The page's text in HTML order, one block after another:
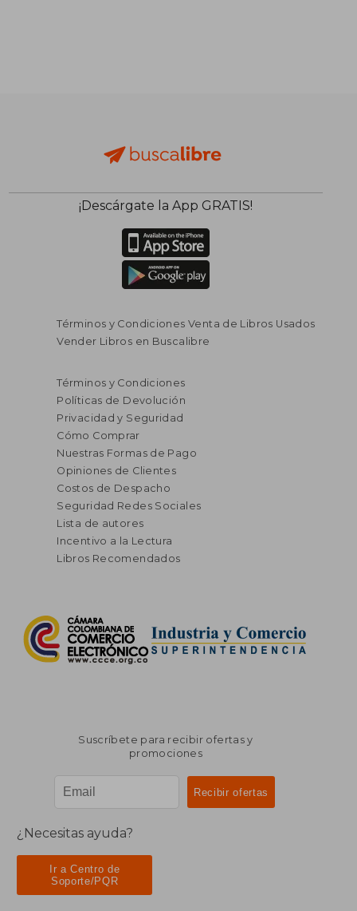
¡Descárgate la App GRATIS!
Términos y Condiciones Venta de Libros Usados
Vender Libros en Buscalibre
Términos y Condiciones
Políticas de Devolución
Privacidad y Seguridad
Cómo Comprar
Nuestras Formas de Pago
Opiniones de Clientes
Costos de Despacho
Seguridad Redes Sociales
Lista de autores
Incentivo a la Lectura
Libros Recomendados
Suscríbete para recibir ofertas y
promociones
¿Necesitas ayuda?
Ir a Centro de
Soporte/PQR